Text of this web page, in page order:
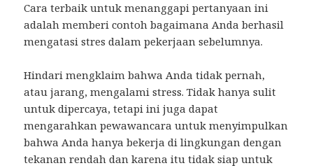
Cara terbaik untuk menanggapi pertanyaan ini
adalah memberi contoh bagaimana Anda berhasil
mengatasi stres dalam pekerjaan sebelumnya.
Hindari mengklaim bahwa Anda tidak pernah,
atau jarang, mengalami stress. Tidak hanya sulit
untuk dipercaya, tetapi ini juga dapat
mengarahkan pewawancara untuk menyimpulkan
bahwa Anda hanya bekerja di lingkungan dengan
tekanan rendah dan karena itu tidak siap untuk